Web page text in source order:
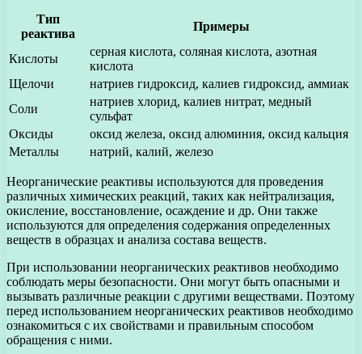
Тип
реактива
Примеры
Кислоты
серная кислота, соляная кислота, азотная
кислота
Щелочи
натриев гидроксид, калиев гидроксид, аммиак
Соли
натриев хлорид, калиев нитрат, медный
сульфат
Оксиды
оксид железа, оксид алюминия, оксид кальция
Металлы
натрий, калий, железо
Неорганические реактивы используются для проведения
различных химических реакций, таких как нейтрализация,
окисление, восстановление, осаждение и др. Они также
используются для определения содержания определенных
веществ в образцах и анализа состава веществ.
При использовании неорганических реактивов необходимо
соблюдать меры безопасности. Они могут быть опасными и
вызывать различные реакции с другими веществами. Поэтому
перед использованием неорганических реактивов необходимо
ознакомиться с их свойствами и правильным способом
обращения с ними.